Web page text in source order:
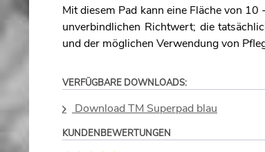
Mit diesem Pad kann eine Fläche von
unverbindlichen Richtwert; die
und der möglichen Verwendung von
VERFÜGBARE DOWNLOADS:
Download TM Superpad blau
KUNDENBEWERTUNGEN